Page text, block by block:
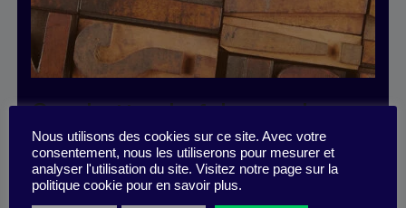
Voir les formules d’abonnement
Combattez le fake par les
faits
Nous utilisons des cookies sur ce site. Avec votre
consentement, nous les utiliserons pour mesurer et
analyser l'utilisation du site. Visitez notre page sur la
politique cookie pour en savoir plus.